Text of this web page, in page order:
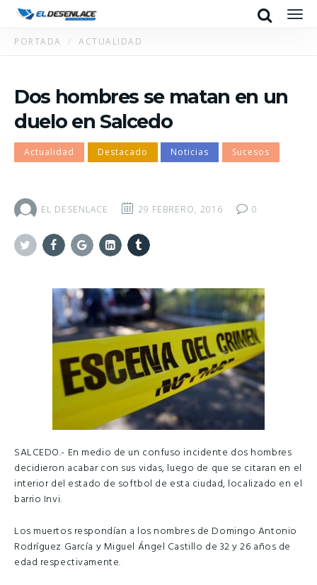
Search
PORTADA ACTUALIDAD
Dos hombres se matan en un
duelo en Salcedo
Actualidad Destacado Noticias Sucesos
EL DESENLACE 29 FEBRERO, 2016 0
SALCEDO.- En medio de un confuso incidente dos hombres
decidieron acabar con sus vidas, luego de que se citaran en el
interior del estado de softbol de esta ciudad, localizado en el
barrio Invi.
Los muertos respondían a los nombres de Domingo Antonio
Rodríguez García y Miguel Ángel Castillo de 32 y 26 años de
edad respectivamente.